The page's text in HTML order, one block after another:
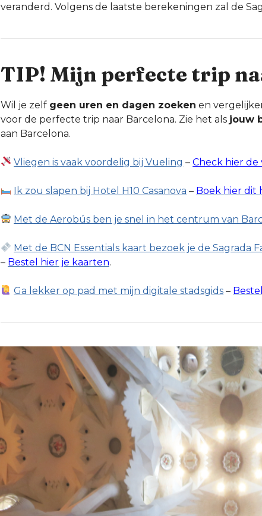
veranderd. Volgens de laatste berekeningen zal de
TIP! Mijn perfecte trip
Wil je zelf geen uren en dagen zoeken en
voor de perfecte trip naar Barcelona. Zie het als jouw
aan Barcelona.
Vliegen is vaak voordelig bij Vueling –Check hier
Ik zou slapen bij Hotel H10 Casanova – Boek hier dit
Met de Aerobús ben je snel in het centrum van
Met de BCN Essentials kaart bezoek je de Sagrada
– Bestel hier je kaarten.
Ga lekker op pad met mijn digitale stadsgids –